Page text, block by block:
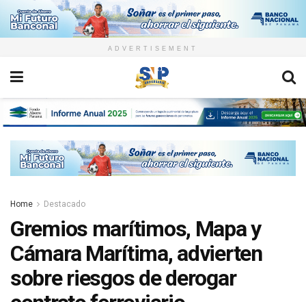
ADVERTISEMENT
Home Destacado
Gremios marítimos, Mapa y
Cámara Marítima, advierten
sobre riesgos de derogar